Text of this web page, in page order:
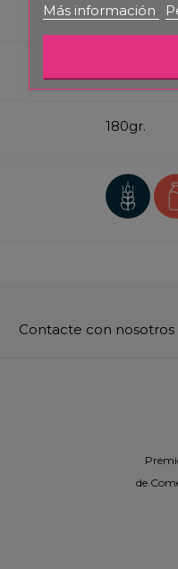
180gr.
Contacte con nosotros
de
Más información